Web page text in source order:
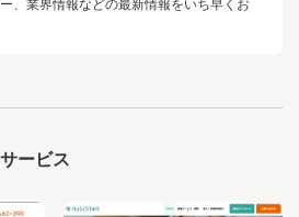
、業界情報などの最新情報をいち早くお
ービス